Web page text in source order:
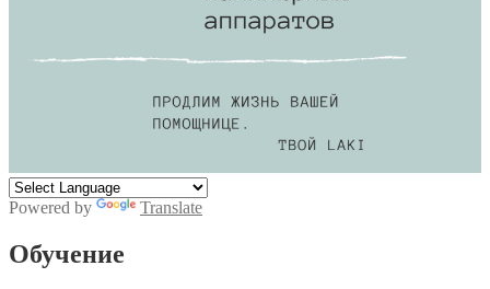
Powered by Translate
Обучение